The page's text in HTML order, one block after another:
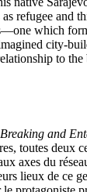
refugee and
which
city-
to
Breaking and
toutes deux
axes du
lieux de ce